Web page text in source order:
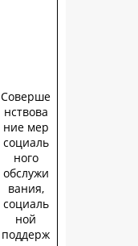
Соверше
нствова
ние мер
социаль
ного
обслужи
вания,
социаль
ной
поддерж